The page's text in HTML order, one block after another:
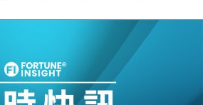
調香港今年GDP預測至4.5% 看好貿易
地執法人員要求交「保證金」 43歲女子
元
守6.5萬點後回穩 全周仍升近2%